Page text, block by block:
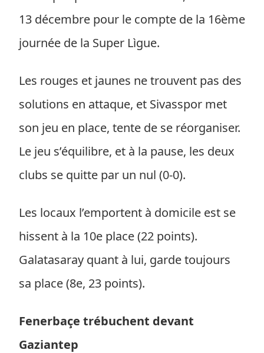
13 décembre pour le compte de la 16ème
journée de la Super Lìgue.
Les rouges et jaunes ne trouvent pas des
solutions en attaque, et Sivasspor met
son jeu en place, tente de se réorganiser.
Le jeu s’équilibre, et à la pause, les deux
clubs se quitte par un nul (0-0).
Les locaux l’emportent à domicile est se
hissent à la 10e place (22 points).
Galatasaray quant à lui, garde toujours
sa place (8e, 23 points).
Fenerbaçe trébuchent devant
Gaziantep